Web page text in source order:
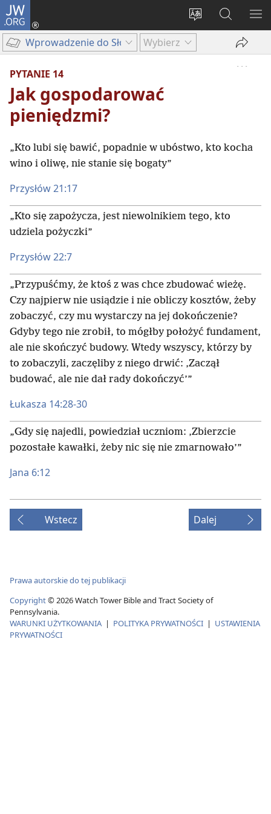
JW.ORG
Wybór
języka
Logowanie
(opens
new
window)
Szukaj
JW.ORG
Wprowadzenie do Słowa Bożego
Wybierz
PYTANIE 14
Jak gospodarować
pieniędzmi?
„Kto lubi się bawić, popadnie w ubóstwo, kto kocha
wino i oliwę, nie stanie się bogaty”
Przysłów 21:17
„Kto się zapożycza, jest niewolnikiem tego, kto
udziela pożyczki”
Przysłów 22:7
„Przypuśćmy, że ktoś z was chce zbudować wieżę.
Czy najpierw nie usiądzie i nie obliczy kosztów, żeby
zobaczyć, czy mu wystarczy na jej dokończenie?
Gdyby tego nie zrobił, to mógłby położyć fundament,
ale nie skończyć budowy. Wtedy wszyscy, którzy by
to zobaczyli, zaczęliby z niego drwić: ‚Zaczął
budować, ale nie dał rady dokończyć’”
Łukasza 14:28-30
„Gdy się najedli, powiedział uczniom: ‚Zbierzcie
pozostałe kawałki, żeby nic się nie zmarnowało’”
Jana 6:12
Wstecz Dalej
Prawa autorskie do tej publikacji
Copyright© 2026 Watch Tower Bible and Tract Society of
Pennsylvania.
WARUNKI UŻYTKOWANIA | POLITYKA PRYWATNOŚCI | USTAWIENIA
PRYWATNOŚCI